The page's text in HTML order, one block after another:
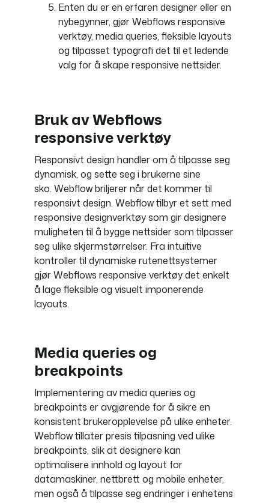
Enten du er en erfaren designer eller en
nybegynner, gjør Webflows responsive
verktøy, media queries, fleksible layouts
og tilpasset typografi det til et ledende
valg for å skape responsive nettsider.
Bruk av Webflows
responsive verktøy
Responsivt design handler om å tilpasse seg
dynamisk, og sette seg i brukerne sine
sko. Webflow briljerer når det kommer til
responsivt design. Webflow tilbyr et sett med
responsive designverktøy som gir designere
muligheten til å bygge nettsider som tilpasser
seg ulike skjermstørrelser. Fra intuitive
kontroller til dynamiske rutenettsystemer
gjør Webflows responsive verktøy det enkelt
å lage fleksible og visuelt imponerende
layouts.
Media queries og
breakpoints
Implementering av media queries og
breakpoints er avgjørende for å sikre en
konsistent brukeropplevelse på ulike enheter.
Webflow tillater presis tilpasning ved ulike
breakpoints, slik at designere kan
optimalisere innhold og layout for
datamaskiner, nettbrett og mobile enheter,
men også å tilpasse seg endringer i enhetens